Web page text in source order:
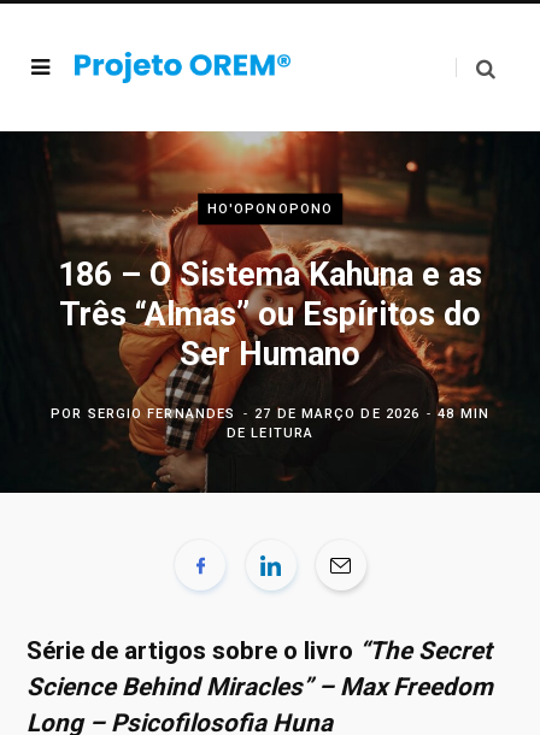
HO'OPONOPONO
186 – O Sistema Kahuna e as
Três “Almas” ou Espíritos do
Ser Humano
POR SERGIO FERNANDES 27 DE MARÇO DE 2026
48 MIN
DE LEITURA
Série de artigos sobre o livro “The Secret
Science Behind Miracles” – Max Freedom
Long – Psicofilosofia Huna